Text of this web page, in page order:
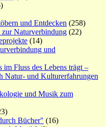
und Entdecken (258)
zur Naturverbindung (22)
(14)
und
im Fluss des Lebens trägt –
Natur- und Kulturerfahrungen
und Musik zum
Bücher" (16)